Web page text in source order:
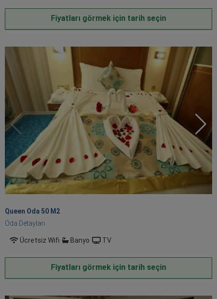
Fiyatları görmek için tarih seçin
Queen Oda 50 M 2
Oda Detayları
Ücretsiz Wifi Banyo TV
Fiyatları görmek için tarih seçin